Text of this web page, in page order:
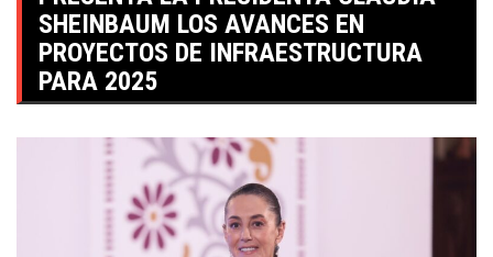
SHEINBAUM LOS AVANCES EN
PROYECTOS DE INFRAESTRUCTURA
PARA 2025